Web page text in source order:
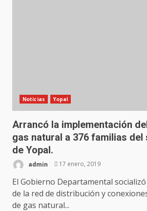
Noticias Yopal
Arrancó la implementación
gas natural a 376 familias
de Yopal.
admin 17 enero, 2019
El Gobierno Departamental
de la red de distribución y
de gas natural...